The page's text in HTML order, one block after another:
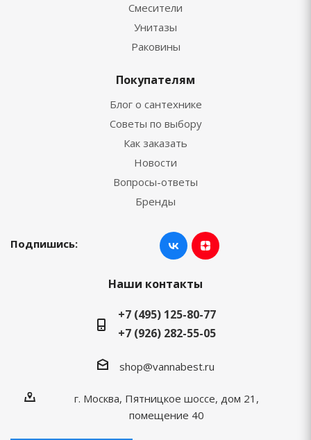
Смесители
Унитазы
Раковины
Покупателям
Блог о сантехнике
Советы по выбору
Как заказать
Новости
Вопросы-ответы
Бренды
Подпишись:
Наши контакты
+7 (495) 125-80-77
+7 (926) 282-55-05
shop@vannabest.ru
г. Москва, Пятницкое шоссе, дом 21,
помещение 40